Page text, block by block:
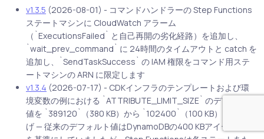
v1.3.5 (2026-08-01) - コマンドハンドラーの Step Functions
ステートマシンに CloudWatch アラーム
（`ExecutionsFailed` と自己再開の劣化経路）を追加し、
`wait_prev_command` に 24時間のタイムアウトと catch を
追加し、`SendTaskSuccess` の IAM 権限をコマンド用ステ
ートマシンの ARN に限定します
v1.3.4 (2026-07-17) - CDKインフラのテンプレートおよび環
境変数の例における `ATTRIBUTE_LIMIT_SIZE` のデフォルト
値を `389120`（380 KB）から `102400`（100 KB）に引き下
げ — 従来のデフォルト値はDynamoDBの400 KBアイテム上限